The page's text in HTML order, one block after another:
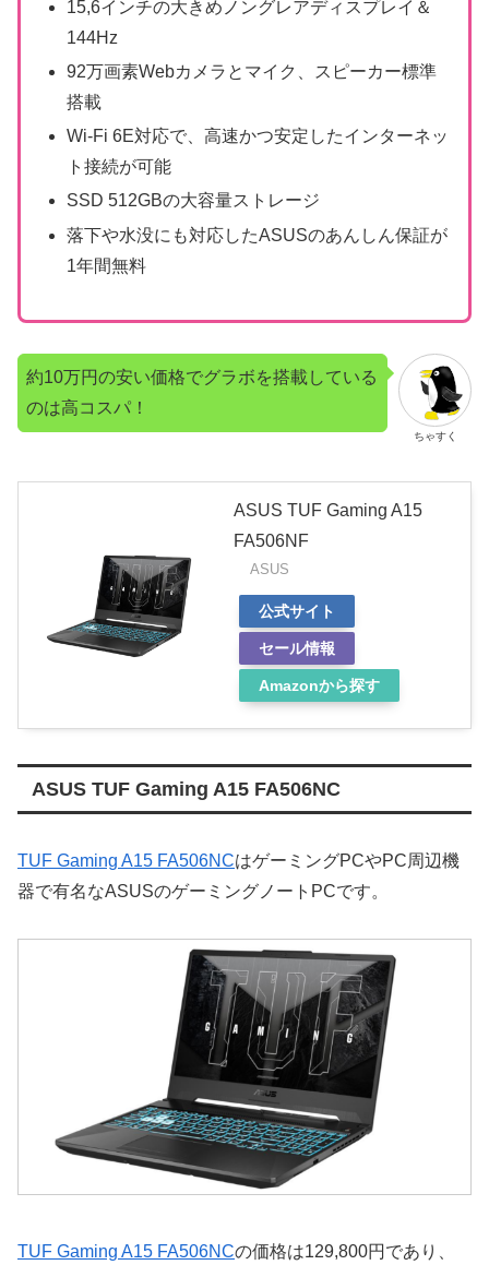
15,6インチの大きめノングレアディスプレイ＆
144Hz
92万画素Webカメラとマイク、スピーカー標準
搭載
Wi-Fi 6E対応で、高速かつ安定したインターネッ
ト接続が可能
SSD 512GBの大容量ストレージ
落下や水没にも対応したASUSのあんしん保証が
1年間無料
ちゃすく
約10万円の安い価格でグラボを搭載している
のは高コスパ！
ASUS TUF Gaming A15
FA506NF
ASUS
公式サイト
セール情報
Amazonから探す
ASUS TUF Gaming A15 FA506NC
TUF Gaming A15 FA506NCはゲーミングPCやPC周辺機
器で有名なASUSのゲーミングノートPCです。
TUF Gaming A15 FA506NCの価格は129,800円であり、